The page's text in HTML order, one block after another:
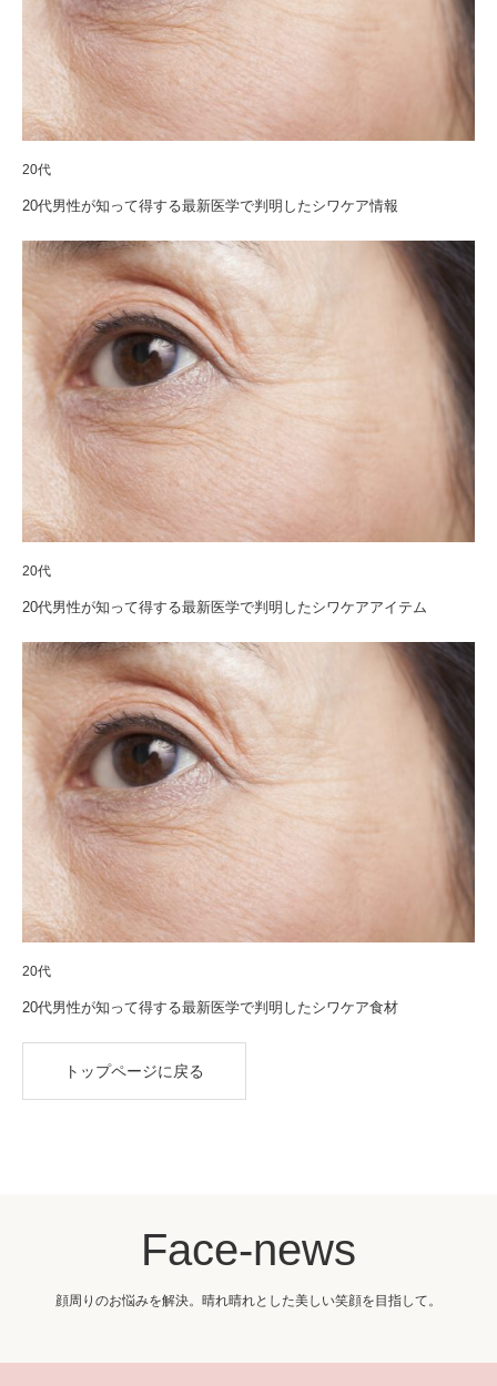
20代
20代男性が知って得する最新医学で判明したシワケア情報
20代
20代男性が知って得する最新医学で判明したシワケアアイテム
20代
20代男性が知って得する最新医学で判明したシワケア食材
トップページに戻る
Face-news
顔周りのお悩みを解決。晴れ晴れとした美しい笑顔を目指して。